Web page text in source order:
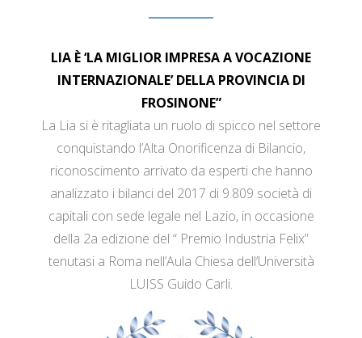
LIA È ‘LA MIGLIOR IMPRESA A VOCAZIONE
INTERNAZIONALE’ DELLA PROVINCIA DI
FROSINONE”
La Lia si è ritagliata un ruolo di spicco nel settore
conquistando l’Alta Onorificenza di Bilancio,
riconoscimento arrivato da esperti che hanno
analizzato i bilanci del 2017 di 9.809 società di
capitali con sede legale nel Lazio, in occasione
della 2a edizione del “ Premio Industria Felix”
tenutasi a Roma nell’Aula Chiesa dell’Università
LUISS Guido Carli.